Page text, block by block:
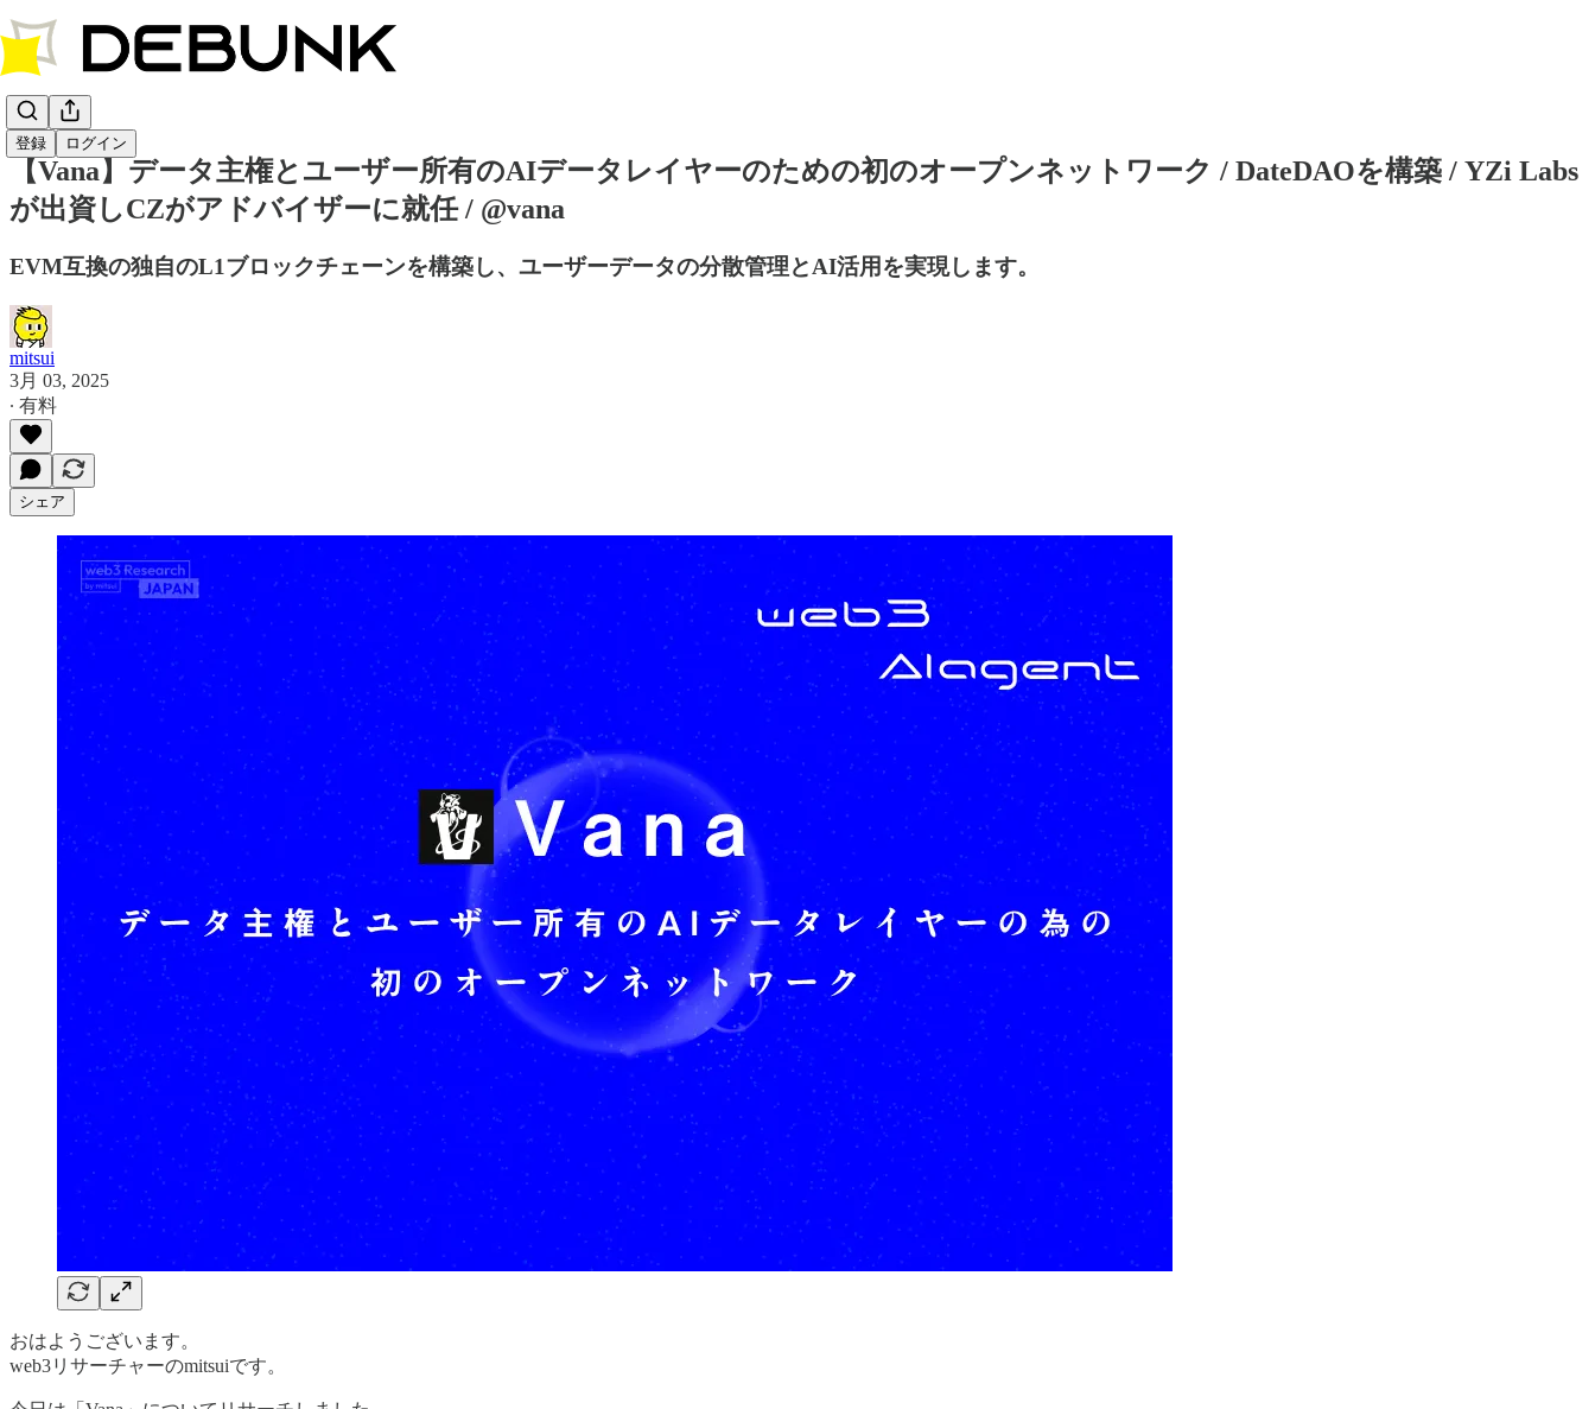
登録 ログイン
【Vana】データ主権とユーザー所有のAIデータレイヤーのための初のオープンネットワーク / DateDAOを構築 / YZi Labs
が出資しCZがアドバイザーに就任 / @vana
EVM互換の独自のL1ブロックチェーンを構築し、ユーザーデータの分散管理とAI活用を実現します。
mitsui
3月 03, 2025
∙ 有料
シェア
おはようございます。
web3リサーチャーのmitsuiです。